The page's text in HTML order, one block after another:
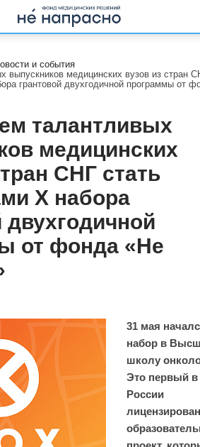
и события
выпускников медицинских вузов из стран
грантовой двухгодичной программы от
талантливых
медицинских
СНГ стать
X набора
двухгодичной
от фонда «Не
31 мая
набор в
школу
Это первый в
России